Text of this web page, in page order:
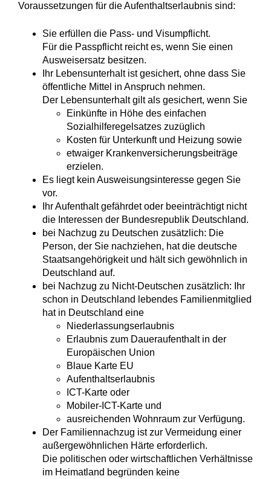
Voraussetzungen für die Aufenthaltserlaubnis sind:
Sie erfüllen die Pass- und Visumpflicht.
Für die Passpflicht reicht es, wenn Sie einen
Ausweisersatz besitzen.
Ihr Lebensunterhalt ist gesichert, ohne dass Sie
öffentliche Mittel in Anspruch nehmen.
Der Lebensunterhalt gilt als gesichert, wenn Sie
Einkünfte in Höhe des einfachen
Sozialhilferegelsatzes zuzüglich
Kosten für Unterkunft und Heizung sowie
etwaiger Krankenversicherungsbeiträge
erzielen.
Es liegt kein Ausweisungsinteresse gegen Sie
vor.
Ihr Aufenthalt gefährdet oder beeinträchtigt nicht
die Interessen der Bundesrepublik Deutschland.
bei Nachzug zu Deutschen zusätzlich: Die
Person, der Sie nachziehen, hat die deutsche
Staatsangehörigkeit und hält sich gewöhnlich in
Deutschland auf.
bei Nachzug zu Nicht-Deutschen zusätzlich: Ihr
schon in Deutschland lebendes Familienmitglied
hat in Deutschland eine
Niederlassungserlaubnis
Erlaubnis zum Daueraufenthalt in der
Europäischen Union
Blaue Karte EU
Aufenthaltserlaubnis
ICT-Karte oder
Mobiler-ICT-Karte und
ausreichenden Wohnraum zur Verfügung.
Der Familiennachzug ist zur Vermeidung einer
außergewöhnlichen Härte erforderlich.
Die politischen oder wirtschaftlichen Verhältnisse
im Heimatland begründen keine